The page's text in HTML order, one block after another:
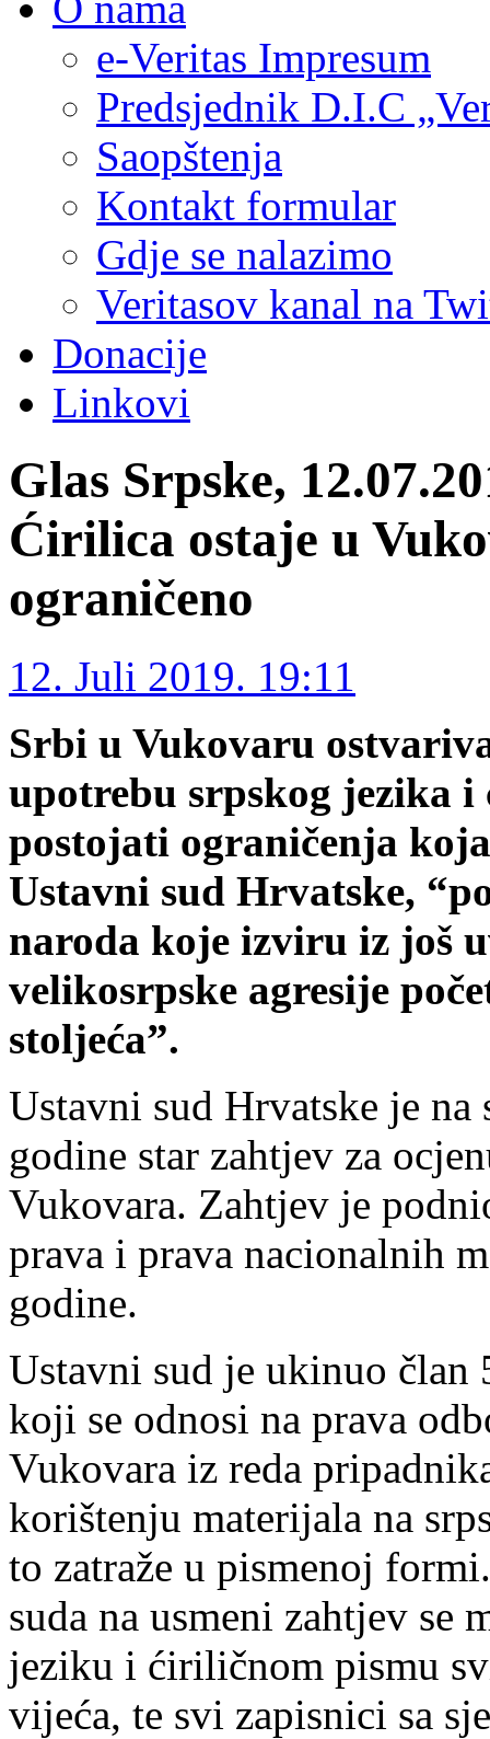
e-Veritas Impresum
Predsjednik D.I.C
Saopštenja
Kontakt formular
Gdje se nalazimo
Veritasov kanal na
Donacije
Linkovi
Glas Srpske,
Ćirilica ostaje u
ograničeno
12. Juli 2019. 19:11
Srbi u Vukovaru
upotrebu srpskog jezika
postojati ograničenja
Ustavni sud Hrvatske,
naroda koje izviru iz još
velikosrpske agresije
stoljeća”.
Ustavni sud Hrvatske je
godine star zahtjev za
Vukovara. Zahtjev je
prava i prava nacionalnih
godine.
Ustavni sud je ukinuo član
koji se odnosi na prava
Vukovara iz reda
korištenju materijala na
to zatraže u pismenoj
suda na usmeni zahtjev se
jeziku i ćiriličnom pismu
vijeća, te svi zapisnici sa